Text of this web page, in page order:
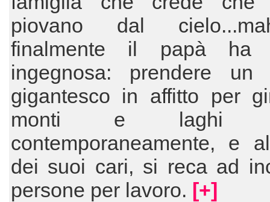
piovano dal
finalmente il papà ha
ingegnosa: prendere un
gigantesco in affitto per
monti e laghi
contemporaneamente, e
dei suoi cari, si reca ad
persone per lavoro. [+]